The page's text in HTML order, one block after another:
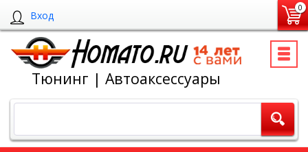
Вход
0
Тюнинг | Автоаксессуары